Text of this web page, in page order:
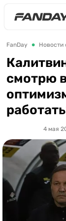
Англия
Испания
Германия
Италия
Франция
Украина
ЛЧ
ЧЕ-2028
FanDay Новости
смотрю
4 мая